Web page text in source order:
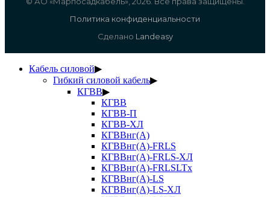
Политика конфиденциальности
Сделано Landeasy
Кабель силовой▶
Гибкий силовой кабель▶
КГВВ▶
КГВВ
КГВВ-П
КГВВ-ХЛ
КГВВнг(А)
КГВВнг(А)-FRLS
КГВВнг(А)-FRLS-ХЛ
КГВВнг(А)-FRLSLTx
КГВВнг(А)-LS
КГВВнг(А)-LS-ХЛ